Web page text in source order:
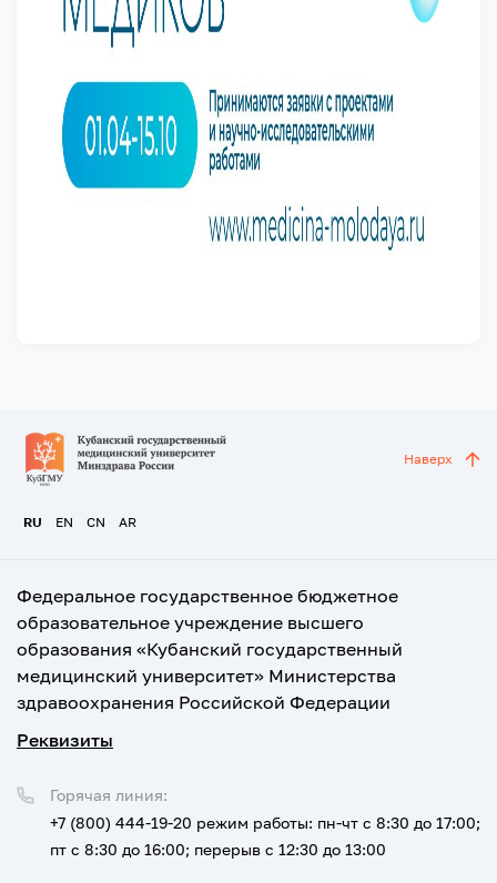
RU EN CN AR
Наверх
Федеральное государственное бюджетное
образовательное учреждение высшего
образования «Кубанский государственный
медицинский университет» Министерства
здравоохранения Российской Федерации
Реквизиты
Горячая линия:
+7 (800) 444-19-20 режим работы: пн-чт с 8:30 до 17:00;
пт с 8:30 до 16:00; перерыв с 12:30 до 13:00